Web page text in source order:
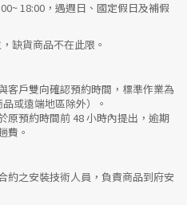
18:00，遇週日、國定假日及補假
貨商品不在此限。
客戶雙向確認預約時間，標準作業為
或遠端地區除外）。
原預約時間前 48 小時內提出，逾期
費。
約之安裝技術人員，負責商品到府安